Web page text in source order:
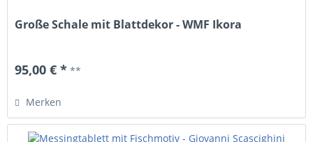
Große Schale mit Blattdekor - WMF Ikora
95,00 € * **
Merken